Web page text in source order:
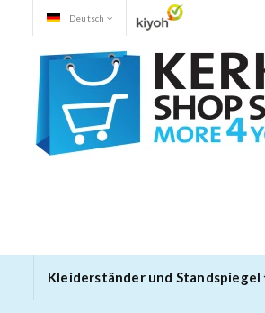
Deutsch
Kleiderständer und Standspiegel